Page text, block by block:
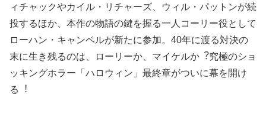
ィチャックやカイル・リチャーズ、ウィル・パットンが続
投するほか、本作の物語の鍵を握る⼀⼈コーリー役として
ローハン・キャンベルが新たに参加。40年に渡る対決の
末に⽣き残るのは、ローリーか、マイケルか︖究極のショ
ッキングホラー「ハロウィン」最終章がついに幕を開け
る︕